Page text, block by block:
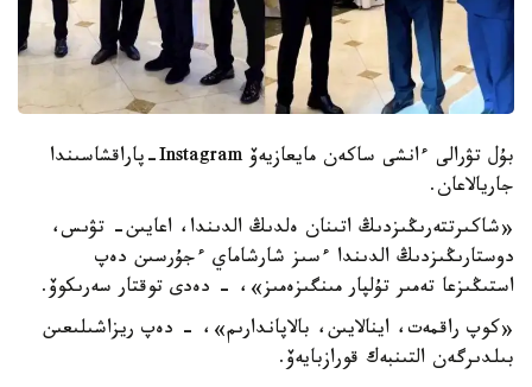
بۇل تۋرالى ءانشى ساكەن مايعازيەۆ Instagram-پاراقشاسىندا
جاريالاعان.
«شاكىرتتەرىڭىزدىڭ اتىنان ەلدىڭ الدىندا، اعايىن- تۋىس،
دوستارىڭىزدىڭ الدىندا ءسىز شارشاماي ءجۇرسىن دەپ
استىڭىزعا تەمىر تۇلپار مىنگىزەمىز»، - دەدى توقتار سەرىكوۆ.
«كوپ راقمەت، اينالايىن، بالاپاندارىم»، - دەپ ريزاشىلىعىن
بىلدىرگەن التىنبەك قورازبايەۆ.